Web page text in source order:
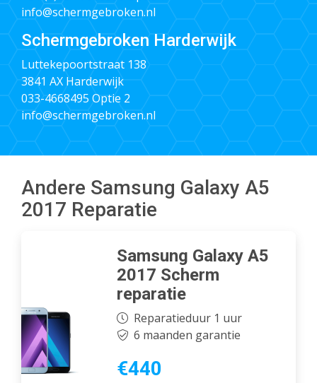
info@schermgebroken.nl
Schermgebroken Harderwijk
Luttekepoortstraat 138
3841 AX Harderwijk
033-4668495 Optie 2
info@schermgebroken.nl
Andere Samsung Galaxy A5
2017 Reparatie
Samsung Galaxy A5
2017 Scherm
reparatie
Reparatieduur 1 uur
6 maanden garantie
€440